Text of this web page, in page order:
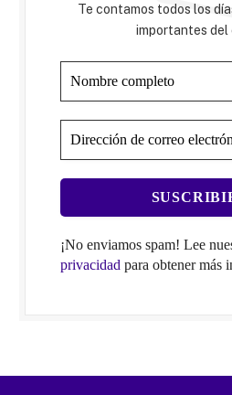
Te contamos todos los
importantes del
¡No enviamos spam! Lee
privacidad para obtener más